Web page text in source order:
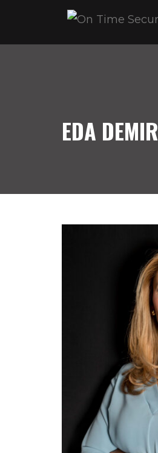
EDA DEMIR